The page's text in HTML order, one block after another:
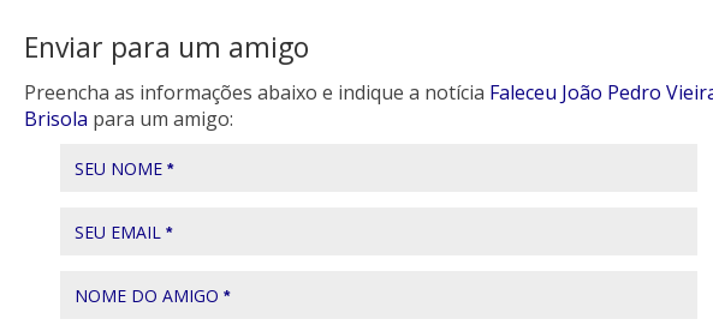
Enviar para um amigo
Preencha as informações abaixo e indique a notícia Faleceu João Pedro
Brisola para um amigo:
SEU NOME *
SEU EMAIL *
NOME DO AMIGO *